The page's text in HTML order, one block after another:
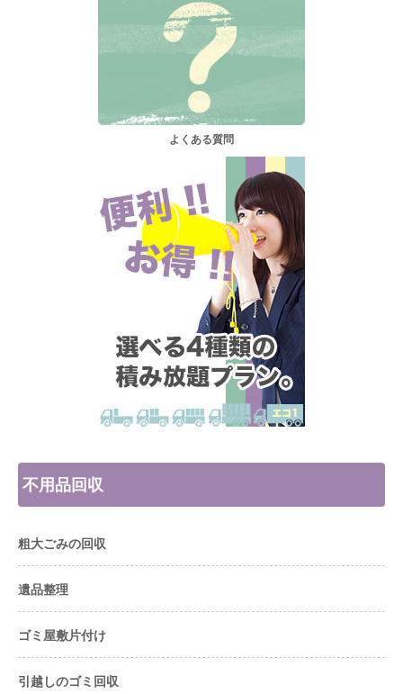
よくある質問
不用品回収
粗大ごみの回収
遺品整理
ゴミ屋敷片付け
引越しのゴミ回収